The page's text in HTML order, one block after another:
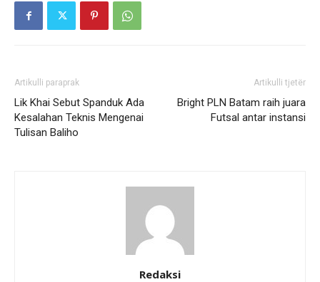
Artikulli paraprak
Lik Khai Sebut Spanduk Ada
Kesalahan Teknis Mengenai
Tulisan Baliho
Artikulli tjetër
Bright PLN Batam raih juara
Futsal antar instansi
Redaksi